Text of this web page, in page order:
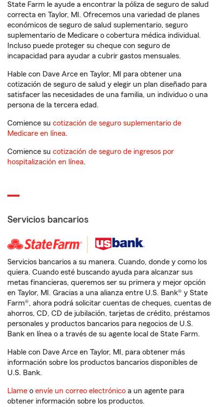
State Farm le ayude a encontrar la póliza de seguro de salud
correcta en Taylor, MI. Ofrecemos una variedad de planes
económicos de seguro de salud suplementario, seguro
suplementario de Medicare o cobertura médica individual.
Incluso puede proteger su cheque con seguro de
incapacidad para ayudar a cubrir gastos mensuales.
Hable con Dave Arce en Taylor, MI para obtener una
cotización de seguro de salud y elegir un plan diseñado para
satisfacer las necesidades de una familia, un individuo o una
persona de la tercera edad.
Comience su cotización de seguro suplementario de
Medicare en línea.
Comience su cotización de seguro de ingresos por
hospitalización en línea.
Servicios bancarios
Servicios bancarios a su manera. Cuando, donde y como los
quiera. Cuando esté buscando ayuda para alcanzar sus
metas financieras, queremos ser su primera y mejor opción
en Taylor, MI. Gracias a una alianza entre U.S. Bank® y State
Farm®, ahora podrá solicitar cuentas de cheques, cuentas de
ahorros, CD, CD de jubilación, tarjetas de crédito, préstamos
personales y productos bancarios para negocios de U.S.
Bank en línea o a través de su agente local de State Farm.
Hable con Dave Arce en Taylor, MI, para obtener más
información sobre los productos bancarios disponibles de
U.S. Bank.
Llame o envíe un correo electrónico a un agente para
obtener información sobre los productos.